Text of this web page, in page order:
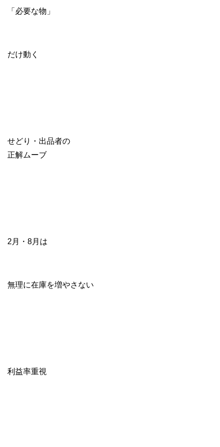
「必要な物」
だけ動く
せどり・出品者の
正解ムーブ
2月・8月は
無理に在庫を増やさない
利益率重視